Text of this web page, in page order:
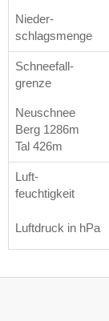
Nieder-
schlagsmenge
Schneefall-
grenze
4149 m
Neuschnee
Berg 1286m
Tal 426m
-
Luft-
feuchtigkeit
98 %
Luftdruck in hPa
1012